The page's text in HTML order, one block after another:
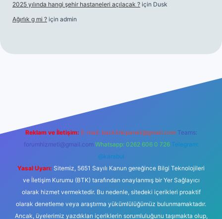
2025 yılında hangi şehir hastaneleri açılacak ? için Dusk
Ağırlık g mi ? için admin
Reklam ve İletişim: E-mail: backlinkpaneli@gmail.com Teams:
forumhizmeti@gmail.com Whatsapp: 0262 606 0 726 Telegram:
@karabul
Yasal Uyarı: Sitemiz, 5651 Sayılı Kanun gereğince Bilgi Teknolojileri
ve İletişim Kurumu (BTK) tarafından onaylanmış bir Yer Sağlayıcı
olarak hizmet vermektedir. Bu nedenle, sitedeki içerikleri proaktif
olarak denetleme veya araştırma yükümlülüğümüz bulunmamaktadır.
Ancak, üyelerimiz yazdıkları içeriklerin sorumluluğunu taşımakta olup,